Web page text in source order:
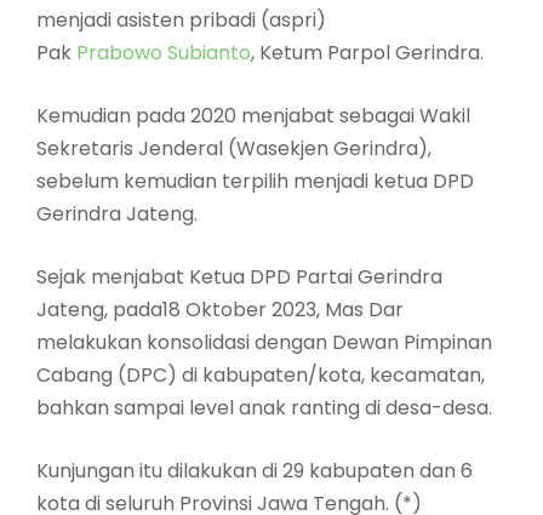
menjadi asisten pribadi (aspri)
Pak Prabowo Subianto, Ketum Parpol Gerindra.
Kemudian pada 2020 menjabat sebagai Wakil
Sekretaris Jenderal (Wasekjen Gerindra),
sebelum kemudian terpilih menjadi ketua DPD
Gerindra Jateng.
Sejak menjabat Ketua DPD Partai Gerindra
Jateng, pada18 Oktober 2023, Mas Dar
melakukan konsolidasi dengan Dewan Pimpinan
Cabang (DPC) di kabupaten/kota, kecamatan,
bahkan sampai level anak ranting di desa-desa.
Kunjungan itu dilakukan di 29 kabupaten dan 6
kota di seluruh Provinsi Jawa Tengah. (*)